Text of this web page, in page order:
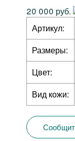
20 000 руб.
Артикул:
Размеры:
Цвет:
Вид кожи: